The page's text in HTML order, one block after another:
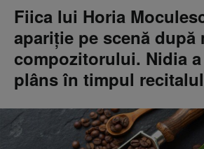
Fiica lui Horia
apariție pe scenă după
compozitorului. Nidia
plâns în timpul